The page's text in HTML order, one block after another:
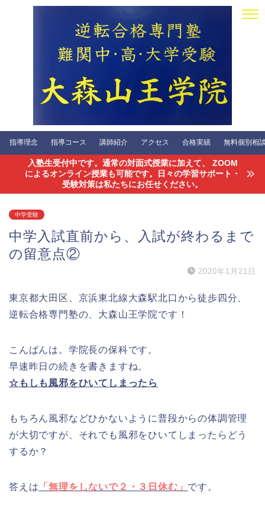
指導理念 指導コース 講師紹介 アクセス 合格実績 無料個別相
入塾生受付中です。通常の対面式授業に加えて、 ZOOM
によるオンライン授業も可能です。日々の学習サポート・
受験対策は私たちにお任せください。
中学受験
中学入試直前から、入試が終わるまで
の留意点②
2020年1月21日
東京都大田区、京浜東北線大森駅北口から徒歩四分、
逆転合格専門塾の、大森山王学院です！
こんばんは。学院長の保科です。
早速昨日の続きを書きますね。
☆もしも風邪をひいてしまったら
もちろん風邪などひかないように普段からの体調管理
が大切ですが、それでも風邪をひいてしまったらどう
するか？
答えは 「無理をしないで２・３日休む」 です。